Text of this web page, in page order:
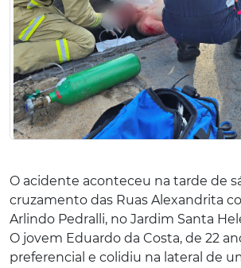
O acidente aconteceu na tarde de
cruzamento das Ruas Alexandrita
Arlindo Pedralli, no Jardim Santa
O jovem Eduardo da Costa, de 22
preferencial e colidiu na lateral de